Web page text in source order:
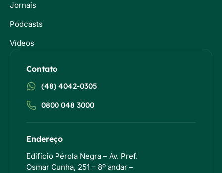
Jornais
Podcasts
Vídeos
Contato
(48) 4042-0305
0800 048 3000
Endereço
Edifício Pérola Negra – Av. Pref.
Osmar Cunha, 251 – 8º andar –